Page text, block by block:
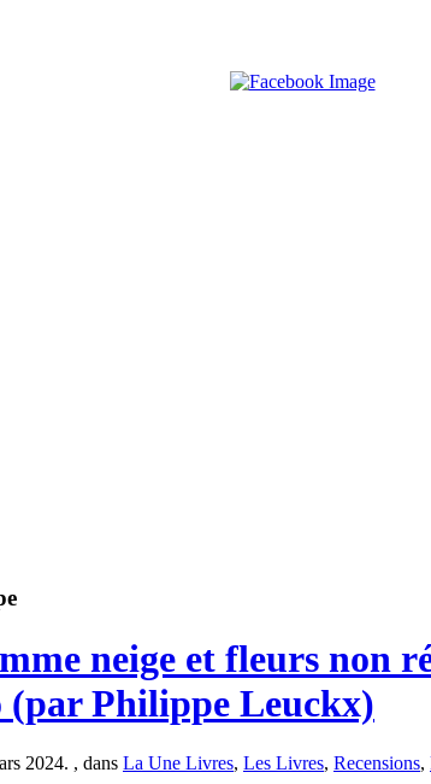
neige et fleurs non
(par Philippe Leuckx)
2024. , dans La Une Livres, Les Livres, Recensions,